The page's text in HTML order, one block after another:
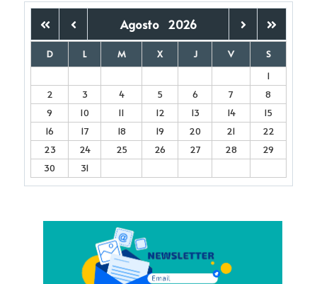
Agosto 2026
D L M X J V
S
1
2
3 4 5 6 7
8
9
10 11 12 13 14
15
16
17 18 19 20 21
22
23
24 25 26 27 28
29
30
31